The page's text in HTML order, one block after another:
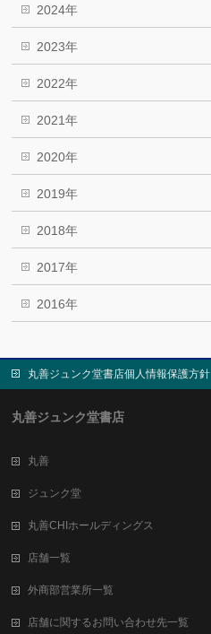
2024年
2023年
2022年
2021年
2020年
2019年
2018年
2017年
2016年
丸善ジュンク堂書店個人情報保護方針
丸善ジュンク堂書店
丸善
ジュンク堂
丸善CHIホールディングス
店舗一覧
外商部営業所一覧
店舗に関するお問い合わせ先一覧